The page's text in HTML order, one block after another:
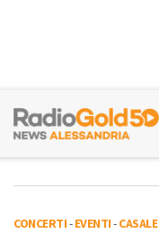
CONCERTI-EVENTI-